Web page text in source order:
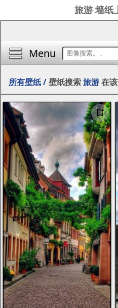
旅游 墙纸
Menu
所有壁纸/壁纸搜索旅游在